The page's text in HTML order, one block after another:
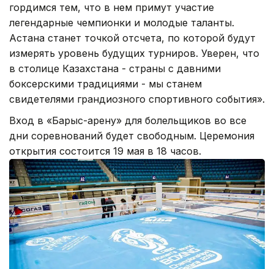
гордимся тем, что в нем примут участие
легендарные чемпионки и молодые таланты.
Астана станет точкой отсчета, по которой будут
измерять уровень будущих турниров. Уверен, что
в столице Казахстана - страны с давними
боксерскими традициями - мы станем
свидетелями грандиозного спортивного события».
Вход в «Барыс-арену» для болельщиков во все
дни соревнований будет свободным. Церемония
открытия состоится 19 мая в 18 часов.